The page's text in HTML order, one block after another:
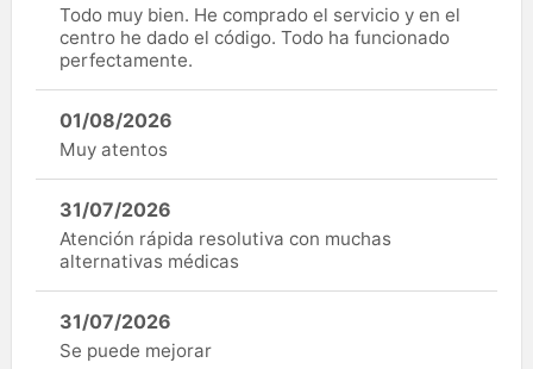
Todo muy bien. He comprado el servicio y en el
centro he dado el código. Todo ha funcionado
perfectamente.
01/08/2026
Muy atentos
31/07/2026
Atención rápida resolutiva con muchas
alternativas médicas
31/07/2026
Se puede mejorar